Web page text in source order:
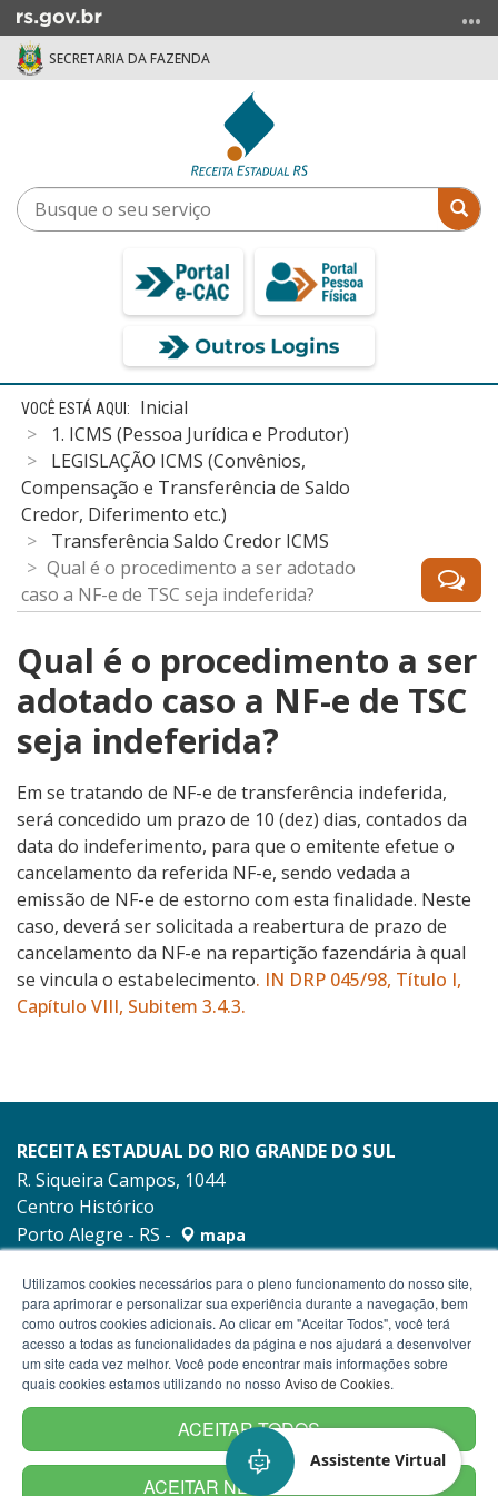
para
menu
SECRETARIA DA FAZENDA
Busque
o
Início
conteúdo
Inicial
1. ICMS (Pessoa Jurídica e Produtor)
LEGISLAÇÃO ICMS (Convênios,
Compensação e Transferência de Saldo
Credor, Diferimento etc.)
Transferência Saldo Credor ICMS
Qual é o procedimento a ser adotado
caso a NF-e de TSC seja indeferida?
Qual é o procedimento a ser
adotado caso a NF-e de TSC
seja indeferida?
Em se tratando de NF-e de transferência indeferida,
será concedido um prazo de 10 (dez) dias, contados da
data do indeferimento, para que o emitente efetue o
cancelamento da referida NF-e, sendo vedada a
emissão de NF-e de estorno com esta finalidade. Neste
caso, deverá ser solicitada a reabertura de prazo de
cancelamento da NF-e na repartição fazendária à qual
se vincula o estabelecimento. IN DRP 045/98, Título I,
Capítulo VIII, Subitem 3.4.3.
RECEITA ESTADUAL DO RIO GRANDE DO SUL
R. Siqueira Campos, 1044
Centro Histórico
Porto Alegre - RS -
mapa
Assistente Virtual
Utilizamos cookies necessários para o pleno funcionamento do nosso site,
para aprimorar e personalizar sua experiência durante a navegação, bem
como outros cookies adicionais. Ao clicar em "Aceitar Todos", você terá
acesso a todas as funcionalidades da página e nos ajudará a desenvolver
um site cada vez melhor. Você pode encontrar mais informações sobre
quais cookies estamos utilizando no nosso Aviso de Cookies.
ACEITAR TODOS
ACEITAR NECESSÁRIOS